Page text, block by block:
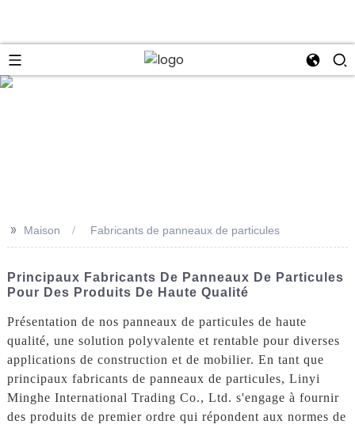
>> Maison Fabricants de panneaux de particules
Principaux Fabricants De Panneaux De Particules
Pour Des Produits De Haute Qualité
Présentation de nos panneaux de particules de haute
qualité, une solution polyvalente et rentable pour diverses
applications de construction et de mobilier. En tant que
principaux fabricants de panneaux de particules, Linyi
Minghe International Trading Co., Ltd. s'engage à fournir
des produits de premier ordre qui répondent aux normes de